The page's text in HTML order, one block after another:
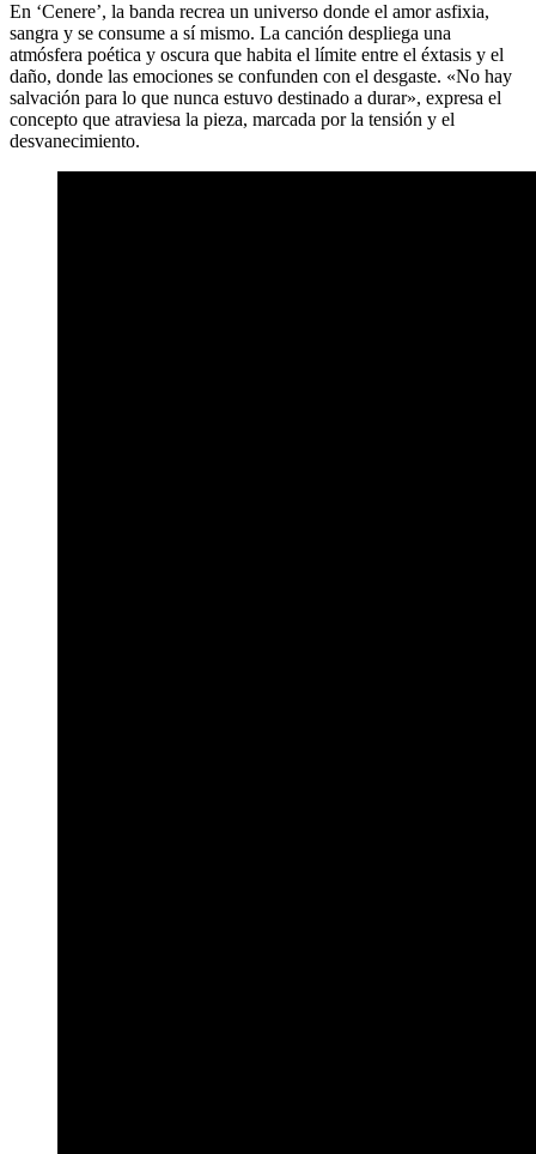
En ‘Cenere’, la banda recrea un universo donde el amor asfixia,
sangra y se consume a sí mismo. La canción despliega una
atmósfera poética y oscura que habita el límite entre el éxtasis y el
daño, donde las emociones se confunden con el desgaste. «No hay
salvación para lo que nunca estuvo destinado a durar», expresa el
concepto que atraviesa la pieza, marcada por la tensión y el
desvanecimiento.